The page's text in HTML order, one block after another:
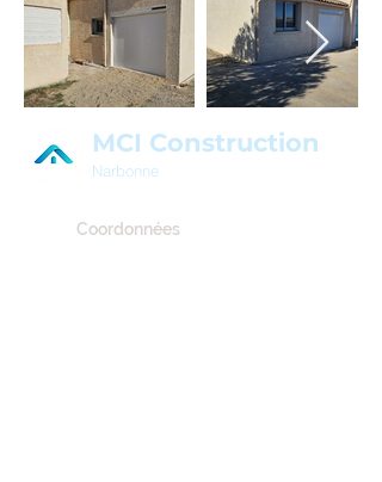
MCI Construction
Narbonne
Coordonnées